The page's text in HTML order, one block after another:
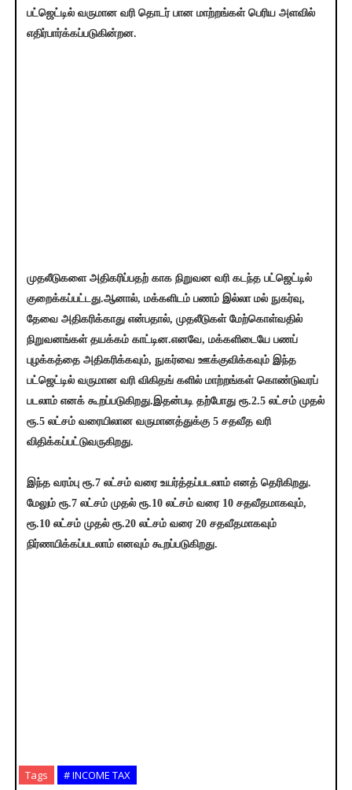
பட்ஜெட்டில் வருமான வரி தொடர் பான மாற்றங்கள் பெரிய அளவில்
எதிர்பார்க்கப்படுகின்றன.
முதலீடுகளை அதிகரிப்பதற் காக நிறுவன வரி கடந்த பட்ஜெட்டில்
குறைக்கப்பட்டது.ஆனால், மக்களிடம் பணம் இல்லா மல் நுகர்வு,
தேவை அதிகரிக்காது என்பதால், முதலீடுகள் மேற்கொள்வதில்
நிறுவனங்கள் தயக்கம் காட்டின.எனவே, மக்களிடையே பணப்
புழக்கத்தை அதிகரிக்கவும், நுகர்வை ஊக்குவிக்கவும் இந்த
பட்ஜெட்டில் வருமான வரி விகிதங் களில் மாற்றங்கள் கொண்டுவரப்
படலாம் எனக் கூறப்படுகிறது.இதன்படி தற்போது ரூ.2.5 லட்சம் முதல்
ரூ.5 லட்சம் வரையிலான வருமானத்துக்கு 5 சதவீத வரி
விதிக்கப்பட்டுவருகிறது.
இந்த வரம்பு ரூ.7 லட்சம் வரை உயர்த்தப்படலாம் எனத் தெரிகிறது.
மேலும் ரூ.7 லட்சம் முதல் ரூ.10 லட்சம் வரை 10 சதவீதமாகவும்,
ரூ.10 லட்சம் முதல் ரூ.20 லட்சம் வரை 20 சதவீதமாகவும்
நிர்ணயிக்கப்படலாம் எனவும் கூறப்படுகிறது.
Tags # INCOME TAX